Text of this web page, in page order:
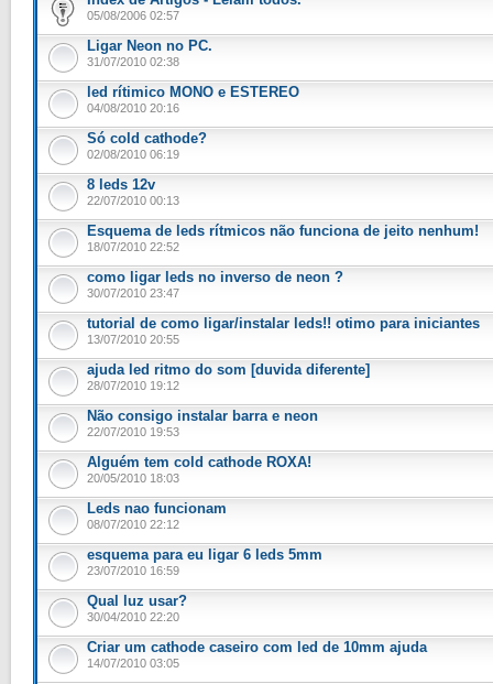
05/08/2006 02:57
Ligar Neon no PC.
31/07/2010 02:38
led rítimico MONO e ESTEREO
04/08/2010 20:16
Só cold cathode?
02/08/2010 06:19
8 leds 12v
22/07/2010 00:13
Esquema de leds rítmicos não funciona de jeito nenhum!
18/07/2010 22:52
como ligar leds no inverso de neon ?
30/07/2010 23:47
tutorial de como ligar/instalar leds!! otimo para iniciantes
13/07/2010 20:55
ajuda led ritmo do som [duvida diferente]
28/07/2010 19:12
Não consigo instalar barra e neon
22/07/2010 19:53
Alguém tem cold cathode ROXA!
20/05/2010 18:03
Leds nao funcionam
08/07/2010 22:12
esquema para eu ligar 6 leds 5mm
23/07/2010 16:59
Qual luz usar?
30/04/2010 22:20
Criar um cathode caseiro com led de 10mm ajuda
14/07/2010 03:05